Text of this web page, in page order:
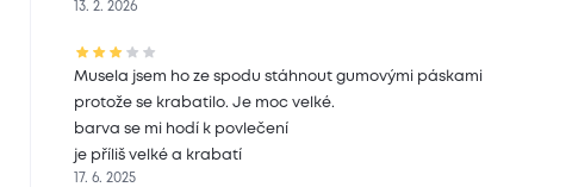
13. 2. 2026
Musela jsem ho ze spodu stáhnout gumovými páskami
protože se krabatilo. Je moc velké.
barva se mi hodí k povlečení
je příliš velké a krabatí
17. 6. 2025